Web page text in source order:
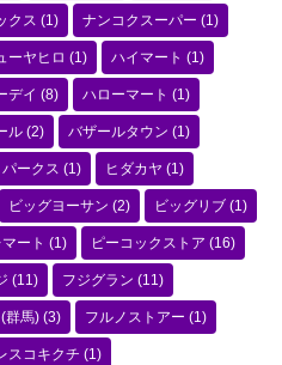
クス (1) ナンコクスーパー (1)
ーヤヒロ (1) ハイマート (1)
デイ (8) ハローマート (1)
ル (2) バザールタウン (1)
パークス (1) ヒダカヤ (1)
ビッグヨーサン (2) ビッグリブ (1)
ート (1) ピーコックストア (16)
(11) フジグラン (11)
群馬) (3) フルノストアー (1)
スコキクチ (1)